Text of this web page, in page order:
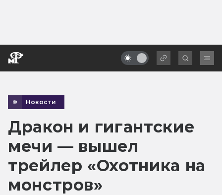
Новости
Дракон и гигантские
мечи — вышел
трейлер «Охотника на
монстров»